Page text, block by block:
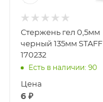
Стержень гел 0,5мм
черный 135мм STAFF
170232
Есть в наличии: 90
Цена
6 ₽